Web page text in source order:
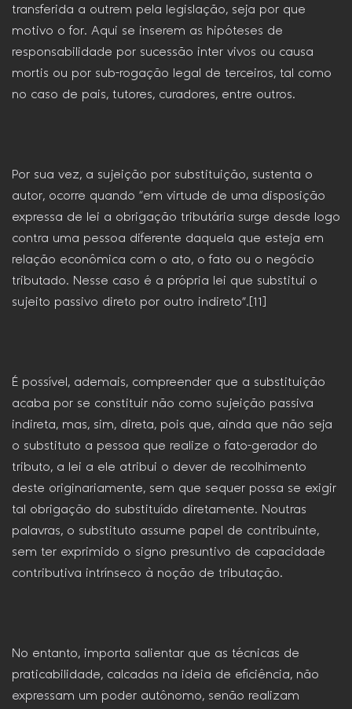
transferida a outrem pela legislação, seja por que
motivo o for. Aqui se inserem as hipóteses de
responsabilidade por sucessão inter vivos ou causa
mortis ou por sub-rogação legal de terceiros, tal como
no caso de pais, tutores, curadores, entre outros.
Por sua vez, a sujeição por substituição, sustenta o
autor, ocorre quando “em virtude de uma disposição
expressa de lei a obrigação tributária surge desde logo
contra uma pessoa diferente daquela que esteja em
relação econômica com o ato, o fato ou o negócio
tributado. Nesse caso é a própria lei que substitui o
sujeito passivo direto por outro indireto”.[11]
É possível, ademais, compreender que a substituição
acaba por se constituir não como sujeição passiva
indireta, mas, sim, direta, pois que, ainda que não seja
o substituto a pessoa que realize o fato-gerador do
tributo, a lei a ele atribui o dever de recolhimento
deste originariamente, sem que sequer possa se exigir
tal obrigação do substituído diretamente. Noutras
palavras, o substituto assume papel de contribuinte,
sem ter exprimido o signo presuntivo de capacidade
contributiva intrínseco à noção de tributação.
No entanto, importa salientar que as técnicas de
praticabilidade, calcadas na ideia de eficiência, não
expressam um poder autônomo, senão realizam